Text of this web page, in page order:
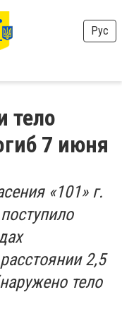
Рус
тело
7 июня
«101» г.
2,5
тело